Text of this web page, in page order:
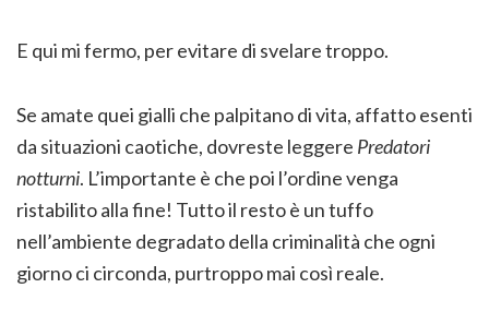
E qui mi fermo, per evitare di svelare troppo.
Se amate quei gialli che palpitano di vita, affatto esenti
da situazioni caotiche, dovreste leggere Predatori
notturni. L’importante è che poi l’ordine venga
ristabilito alla fine! Tutto il resto è un tuffo
nell’ambiente degradato della criminalità che ogni
giorno ci circonda, purtroppo mai così reale.